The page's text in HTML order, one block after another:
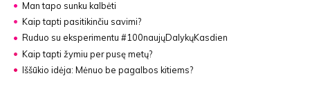
Man tapo sunku kalbėti
Kaip tapti pasitikinčiu savimi?
Ruduo su eksperimentu #100naujųDalykųKasdien
Kaip tapti žymiu per pusę metų?
Iššūkio idėja: Mėnuo be pagalbos kitiems?